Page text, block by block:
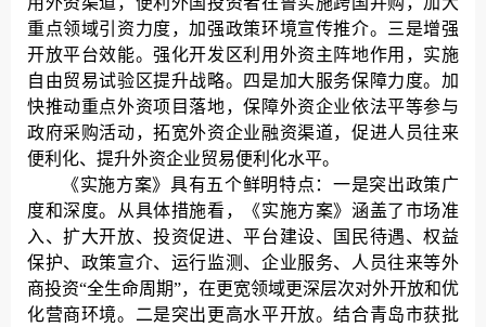
重点领域引资力度，加强政策环境宣传推介。三是增强
开放平台效能。强化开发区利用外资主阵地作用，实施
自由贸易试验区提升战略。四是加大服务保障力度。加
快推动重点外资项目落地，保障外资企业依法平等参与
政府采购活动，拓宽外资企业融资渠道，促进人员往来
便利化、提升外资企业贸易便利化水平。
《实施方案》具有五个鲜明特点：一是突出政策广
度和深度。从具体措施看，《实施方案》涵盖了市场准
入、扩大开放、投资促进、平台建设、国民待遇、权益
保护、政策宣介、运行监测、企业服务、人员往来等外
商投资“全生命周期”，在更宽领域更深层次对外开放和优
化营商环境。二是突出更高水平开放。结合青岛市获批